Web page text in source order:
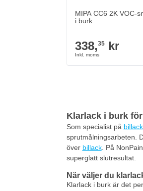
MIPA CC6 2K VOC-
i burk
338,35kr
Klarlack i burk
Som specialist på billack
sprutmålningsarbeten.
över billack. På
superglatt slutresultat.
När väljer du
Klarlack i burk är det